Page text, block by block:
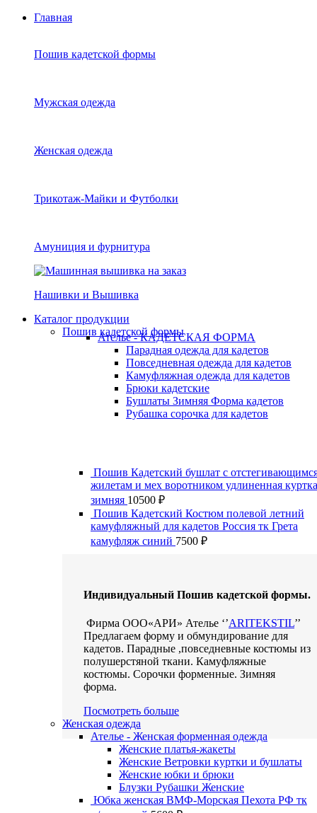
Главная
Пошив кадетской формы
Мужская одежда
Женская одежда
Трикотаж-Майки и Футболки
Амуниция и фурнитура
Нашивки и Вышивка
Каталог продукции
Пошив кадетской формы
Ателье - КАДЕТСКАЯ ФОРМА
Парадная одежда для кадетов
Повседневная одежда для кадетов
Камуфляжная одежда для кадетов
Брюки кадетские
Бушлаты Зимняя Форма кадетов
Рубашка сорочка для кадетов
Пошив Кадетский бушлат с
жилетам и мех воротником удлиненная куртка
зимняя 10500 ₽
Пошив Кадетский Костюм полевой летний
камуфляжный для кадетов Россия тк Грета
камуфляж синий 7500 ₽
Индивидуальный Пошив кадетской формы.
Фирма ООО«АРИ» Ателье ‘’ARITEKSTIL’’
Предлагаем форму и обмундирование для
кадетов. Парадные ,повседневные костюмы из
полушерстяной ткани. Камуфляжные
костюмы. Сорочки форменные. Зимняя
форма.
Посмотреть больше
Женская одежда
Ателье - Женская форменная одежда
Женские платья-жакеты
Женские Ветровки куртки и бушлаты
Женские юбки и брюки
Блузки Рубашки Женские
Юбка женская ВМФ-Морская Пехота РФ тк